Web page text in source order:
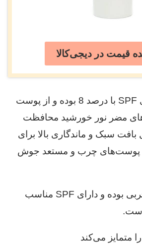
قیمت در دیجی‌کالا
کرم پودر مای حاوی SPF با درصد 8 بوده و از پوست
مضر نور خورشید محافظت
سبک و ماندگاری بالا برای
پوست‌های چرب و مستعد جوش
این محصول فاقد چربی بوده و دارای SPF مناسب
متمایز می‌کند